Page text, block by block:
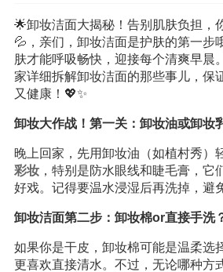
🌟卸妆洁面大揭秘！告别肌肤负担，
💦，亲们，卸妆洁面是护肤的第一步
肤才能呼吸畅快，迎接每个清爽早晨
家详细拆解卸妆洁面的那些事儿，保
又健康！💖✨
卸妆大作战！第一关：卸妆油或卸妆
晚上回家，先用卸妆油（如植村秀）
彩妆，特别是防水眼线和睫毛膏，它
好戏。记得要温水浸湿后再洗掉，避
卸妆洁面第二步：卸妆棉or直接手洗
如果你是干皮，卸妆棉可能是温柔选
更喜欢直接清水。不过，无论哪种方